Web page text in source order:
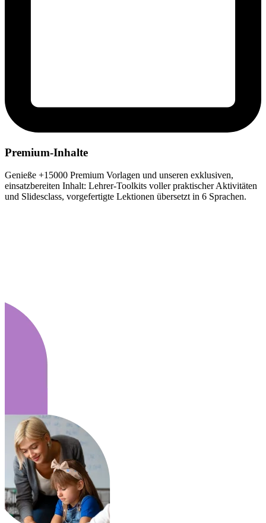
Premium-Inhalte
Genieße +15000 Premium Vorlagen und unseren exklusiven,
einsatzbereiten Inhalt: Lehrer-Toolkits voller praktischer Aktivitäten
und Slidesclass, vorgefertigte Lektionen übersetzt in 6 Sprachen.